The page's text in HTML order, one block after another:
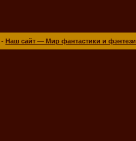
- Наш сайт — Мир фантастики и фэнтези